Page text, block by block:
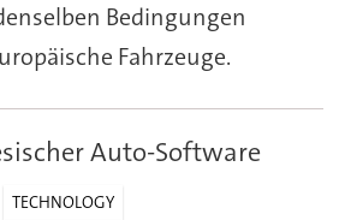
Bedingungen
Fahrzeuge.
Auto-Software
TECHNOLOGY